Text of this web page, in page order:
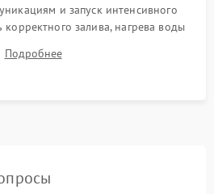
и запуск интенсивного
залива, нагрева воды
отсутствия посторонних шумов,
сухости в поддоне.
Подробнее